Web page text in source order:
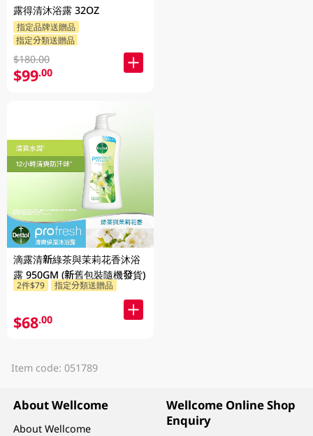
露得清沐浴露 32OZ
指定品牌送贈品
指定分類送贈品
$180.00
$99.00
滴露清新綠茶與茉莉花香沐浴
露 950GM (新舊包裝隨機發貨)
2件$79 指定分類送贈品
$68.00
Item code: 051789
About Wellcome
About Wellcome
Wellcome Online Shop
Enquiry